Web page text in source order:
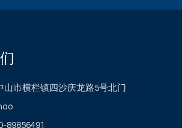
山市横栏镇四沙庆龙路5号北门
89856491